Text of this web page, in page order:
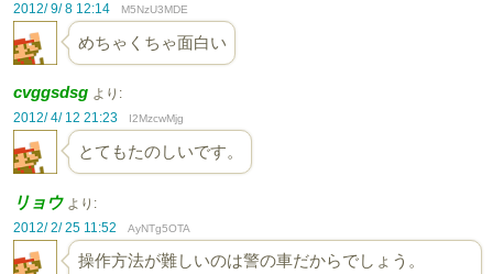
2012/ 9/ 8 12:14
M5NzU3MDE
めちゃくちゃ面白い
cvggsdsg より:
2012/ 4/ 12 21:23
I2MzcwMjg
とてもたのしいです。
リョウ より:
2012/ 2/ 25 11:52
AyNTg5OTA
操作方法が難しいのは警の車だからでしょう。